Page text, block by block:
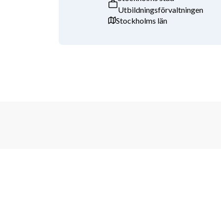
därför dig som söker att i direkt anslutning till att
utdrag från belastningsregistret. Blanketten för
Utbildningsförvaltningen
Stockholms län